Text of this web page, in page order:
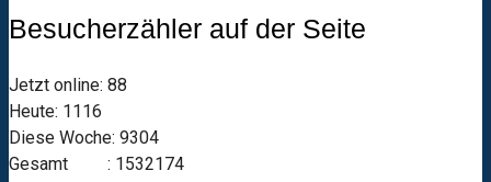
Besucherzähler auf der Seite
Jetzt online: 88
Heute: 1116
Diese Woche: 9304
Gesamt : 1532174